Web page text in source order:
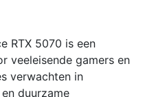
RTX 5070 is een
veeleisende gamers en
verwachten in
duurzame